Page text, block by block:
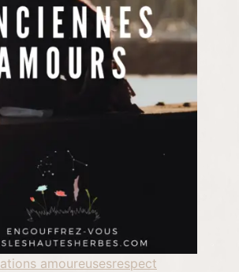
amoureusesrespect